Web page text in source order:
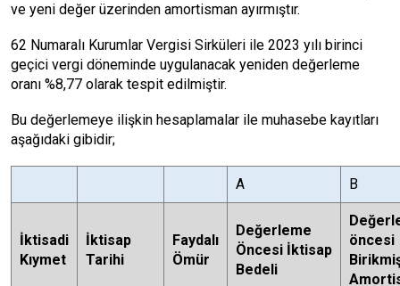
ve yeni değer üzerinden amortisman ayırmıştır.
62 Numaralı Kurumlar Vergisi Sirküleri ile 2023 yılı birinci
geçici vergi döneminde uygulanacak yeniden değerleme
oranı %8,77 olarak tespit edilmiştir.
Bu değerlemeye ilişkin hesaplamalar ile muhasebe kayıtları
aşağıdaki gibidir;
A B
İktisadi
Kıymet
İktisap
Tarihi
Faydalı
Ömür
Değerleme
Öncesi İktisap
Bedeli
öncesi